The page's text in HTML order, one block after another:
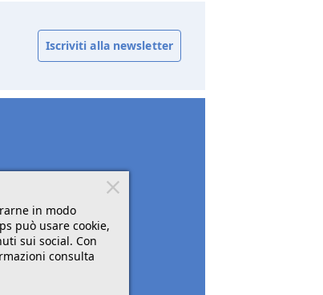
Iscriviti alla newsletter
in modo
può usare cookie,
sui social. Con
consulta